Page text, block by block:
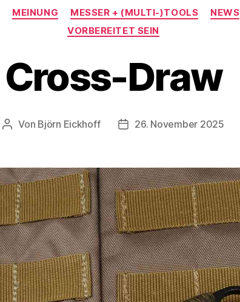
Kategorien
MEINUNG MESSER + (MULTI-)TOOLS NEWS
VORBEREITET SEIN
Cross-Draw
Beitragsautor
Von Björn Eickhoff Veröffentlichungsdatum
26. November 2025